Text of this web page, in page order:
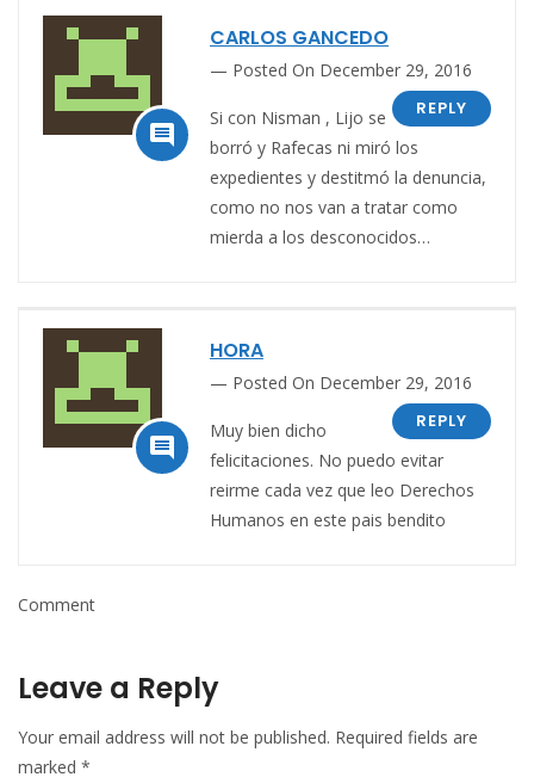

CARLOS GANCEDO
Posted On December 29, 2016
REPLY
Si con Nisman , Lijo se
borró y Rafecas ni miró los
expedientes y destitmó la denuncia,
como no nos van a tratar como
mierda a los desconocidos…

HORA
Posted On December 29, 2016
REPLY
Muy bien dicho
felicitaciones. No puedo evitar
reirme cada vez que leo Derechos
Humanos en este pais bendito
Comment
Leave a Reply
Your email address will not be published. Required fields are
marked *